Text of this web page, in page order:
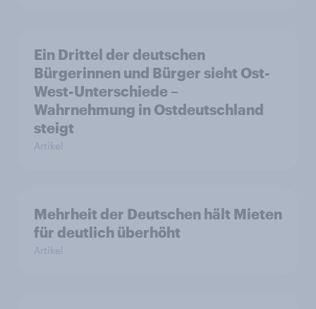
Ein Drittel der deutschen
Bürgerinnen und Bürger sieht Ost-
West-Unterschiede –
Wahrnehmung in Ostdeutschland
steigt
Artikel
Mehrheit der Deutschen hält Mieten
für deutlich überhöht
Artikel